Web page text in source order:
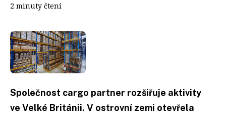
2 minuty čtení
Společnost cargo partner rozšiřuje aktivity
ve Velké Británii. V ostrovní zemi otevřela